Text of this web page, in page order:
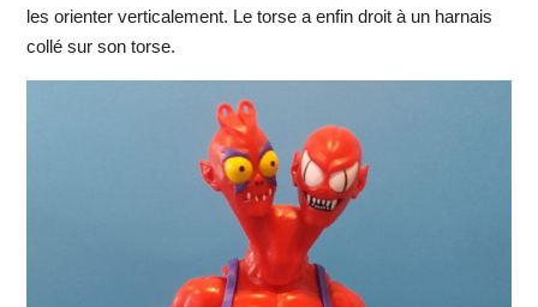
les orienter verticalement. Le torse a enfin droit à un harnais
collé sur son torse.